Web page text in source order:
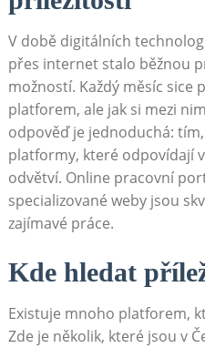
V ​době digitálních
přes internet stalo běžnou
možností. Každý měsíc sice
platforem, ale jak si mezi
odpověď⁤ je jednoduchá:
platformy, které odpovídají
odvětví. Online pracovní⁢
specializované weby jsou
zajímavé práce.
Kde hledat
Existuje mnoho​ platforem,
Zde je několik, ⁤které‌ jsou ⁢v